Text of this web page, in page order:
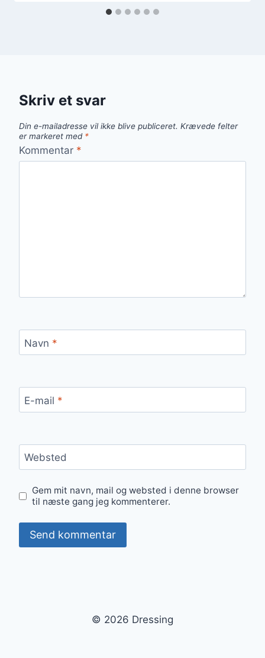
Skriv et svar
Din e-mailadresse vil ikke blive publiceret. Krævede felter
er markeret med *
Kommentar *
Navn *
E-mail *
Websted
Gem mit navn, mail og websted i denne browser
til næste gang jeg kommenterer.
© 2026 Dressing